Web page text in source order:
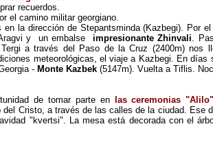
recuerdos.
el camino militar georgiano.
en la dirección de Stepantsminda (Kazbegi). Por
y un embalse impresionante Zhinvali.
a través del Paso de la Cruz (2400m) nos
meteorológicas, el viaje a Kazbegi. En
- Monte Kazbek (5147m). Vuelta a Tiflis.
de tomar parte en
las ceremonias "Alilo"
del Cristo, a través de las calles de la ciudad. Ese
"kvertsi". La mesa está decorada con el